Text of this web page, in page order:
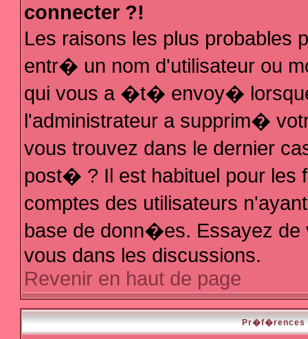
connecter ?!
Les raisons les plus probables
entr� un nom d'utilisateur ou
qui vous a �t� envoy�
l'administrateur a supprim�
vous trouvez dans le dernier
post� ? Il est habituel pour les
comptes des utilisateurs
base de donn�es. Essayez de
vous dans les discussions.
Revenir en haut de page
Pr�f�rences